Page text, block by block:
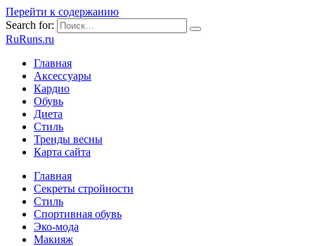
Перейти к содержанию
Search for:
RuRuns.ru
Главная
Аксессуары
Кардио
Обувь
Диета
Стиль
Тренды весны
Карта сайта
Главная
Секреты стройности
Стиль
Спортивная обувь
Эко-мода
Макияж